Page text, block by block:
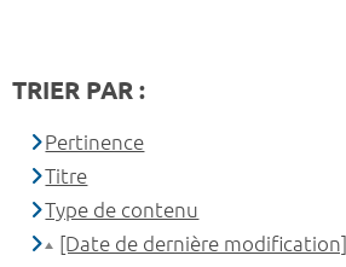
TRIER PAR :
Pertinence
Titre
Type de contenu
[Date de dernière modification]